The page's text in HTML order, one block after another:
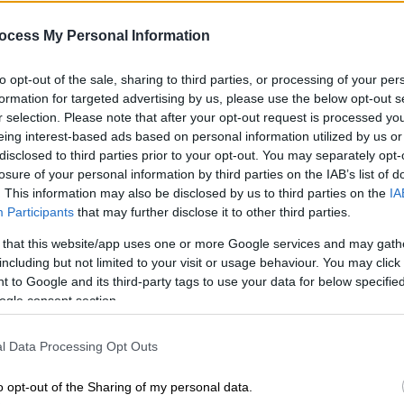
My Personal Information
opt-out of the sale, sharing to third parties, or processing of your
for targeted advertising by us, please use the below opt-out
selection. Please note that after your opt-out request is processed
interest-based ads based on personal information utilized by us
to third parties prior to your opt-out. You may separately
of your personal information by third parties on the IAB’s list of
This information may also be disclosed by us to third parties on the
Participants that may further disclose it to other third parties.
that this website/app uses one or more Google services and may
but not limited to your visit or usage behaviour. You may
to Google and its third-party tags to use your data for below
consent section.
Data Processing Opt Outs
opt-out of the Sharing of my personal data.
της ΕΕ, που έλαβε χώρα την
για το μείζον ζήτημα της επιβολής
το μπαλάκι» στηνΚομισιόνγια την εύρεση
από τους27.
του καναλιού στις ΒρυξέλλεςΜαρία
δεν μπορούν να συμφωνήσουν για το
να είμαστε παραπάνω
αισιόδοξοι